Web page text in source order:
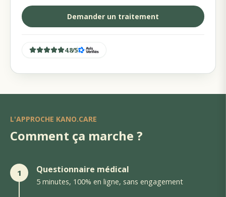
Demander un traitement
4.8/5
L'APPROCHE KANO.CARE
Comment ça marche ?
1 Questionnaire médical
5 minutes, 100% en ligne, sans engagement